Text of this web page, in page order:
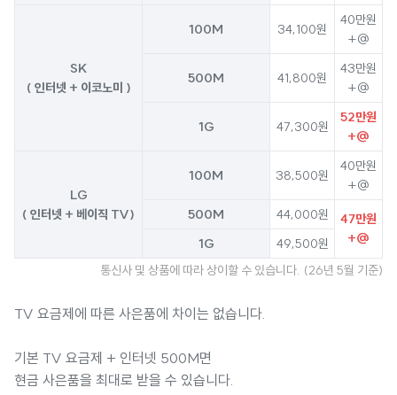
SK
( 인터넷 + 이코노미 )
100M 34,100원
40만원
+@
500M 41,800원
43만원
+@
1G 47,300원
52만원
+@
LG
( 인터넷 + 베이직 TV)
100M 38,500원
40만원
+@
500M
44,000원
47만원
+@
1G
49,500원
통신사 및 상품에 따라 상이할 수 있습니다. (26년 5월 기준)
TV 요금제에 따른 사은품에 차이는 없습니다.
기본 TV 요금제 + 인터넷 500M면
현금 사은품을 최대로 받을 수 있습니다.